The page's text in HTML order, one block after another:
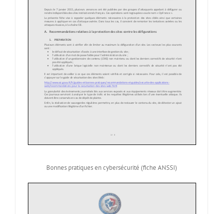
Bonnes pratiques en cybersécurité (fiche ANSSI)